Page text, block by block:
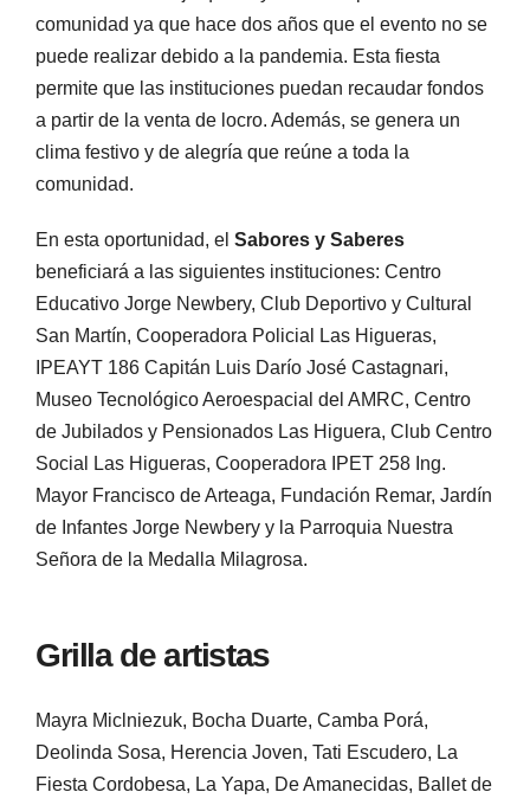
comunidad ya que hace dos años que el evento no se
puede realizar debido a la pandemia. Esta fiesta
permite que las instituciones puedan recaudar fondos
a partir de la venta de locro. Además, se genera un
clima festivo y de alegría que reúne a toda la
comunidad.
En esta oportunidad, el Sabores y Saberes
beneficiará a las siguientes instituciones: Centro
Educativo Jorge Newbery, Club Deportivo y Cultural
San Martín, Cooperadora Policial Las Higueras,
IPEAYT 186 Capitán Luis Darío José Castagnari,
Museo Tecnológico Aeroespacial del AMRC, Centro
de Jubilados y Pensionados Las Higuera, Club Centro
Social Las Higueras, Cooperadora IPET 258 Ing.
Mayor Francisco de Arteaga, Fundación Remar, Jardín
de Infantes Jorge Newbery y la Parroquia Nuestra
Señora de la Medalla Milagrosa.
Grilla de artistas
Mayra Miclniezuk, Bocha Duarte, Camba Porá,
Deolinda Sosa, Herencia Joven, Tati Escudero, La
Fiesta Cordobesa, La Yapa, De Amanecidas, Ballet de